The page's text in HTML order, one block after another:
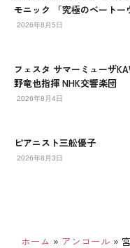
モニック 「究極のベートー
2026年8月5日
フェスタ サマーミューザ
野竜也指揮 NHK交響楽団
2026年8月4日
ピアニスト三舩優子
2026年8月3日
ホーム » アンコール »